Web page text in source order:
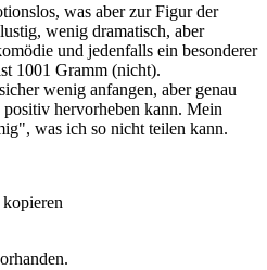
was aber zur Figur der
wenig dramatisch, aber
und jedenfalls ein besonderer
1001 Gramm (nicht).
wenig anfangen, aber genau
hervorheben kann. Mein
was ich so nicht teilen kann.